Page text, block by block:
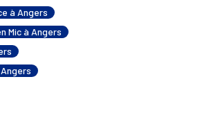
à Angers
Mic à Angers